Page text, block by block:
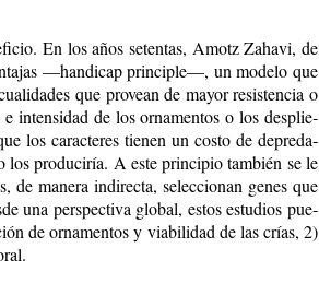
En los años se­ten­tas, Amotz Za­ha­vi, de
—han­dicap prin­ci­ple—, un mo­de­lo que
que pro­vean de ma­yor re­sis­ten­cia o
in­ten­si­dad de los or­na­men­tos o los des­plie­
los ca­rac­te­res tie­nen un cos­to de de­pre­da­
los pro­du­ci­ría. A es­te prin­ci­pio tam­bién se le
de ma­ne­ra in­di­rec­ta, se­lec­cio­nan ge­nes que
una pers­pec­ti­va glo­bal, es­tos es­tu­dios pue­
de or­na­men­tos y via­bi­li­dad de las crías, 2)